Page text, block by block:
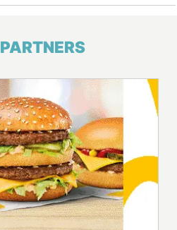
PARTNERS